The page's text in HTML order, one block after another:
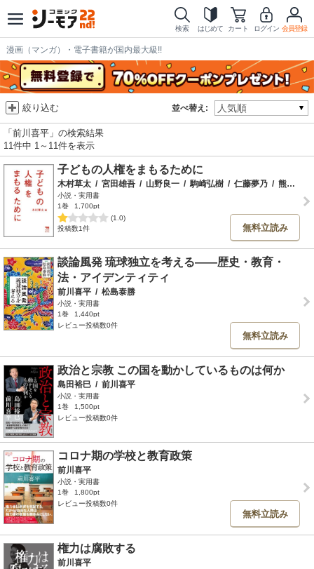
検索 はじめて カート ログイン 会員登録
漫画（マンガ）・電子書籍が国内最大級!!
並べ替え:
絞り込む
「前川喜平」の検索結果
11件中 1～11件を表示
子どもの人権をまもるために
木村草太 / 宮田雄吾 / 山野良一 / 駒崎弘樹 / 仁藤夢乃 / 熊谷晋一郎
小説・実用書
1巻
1,700pt
(1.0)
投稿数1件
無料立読み
談論風発 琉球独立を考える――歴史・教育・
法・アイデンティティ
前川喜平 / 松島泰勝
小説・実用書
1巻
1,440pt
レビュー投稿数0件
無料立読み
政治と宗教 この国を動かしているものは何か
島田裕巳 / 前川喜平
小説・実用書
1巻
1,500pt
レビュー投稿数0件
コロナ期の学校と教育政策
前川喜平
小説・実用書
1巻
1,800pt
レビュー投稿数0件
無料立読み
権力は腐敗する
前川喜平